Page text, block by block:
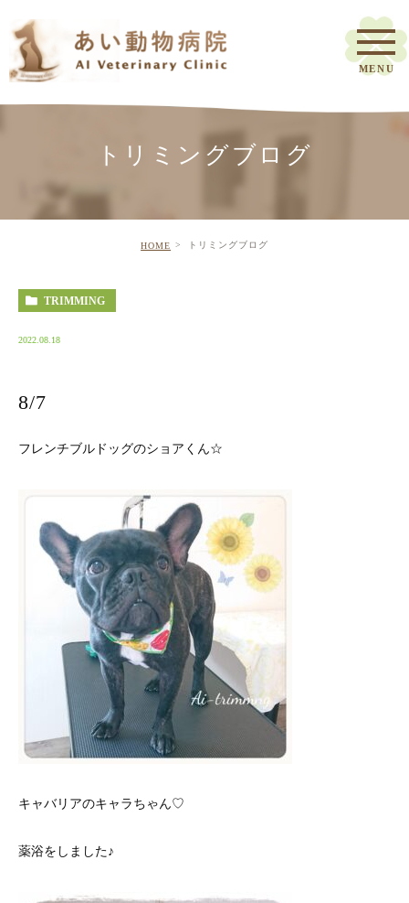
トリミングブログ
HOME トリミングブログ
TRIMMING
2022.08.18
8/7
フレンチブルドッグのショアくん☆
キャバリアのキャラちゃん♡
薬浴をしました♪